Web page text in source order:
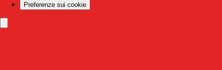
Preferenze sui cookie